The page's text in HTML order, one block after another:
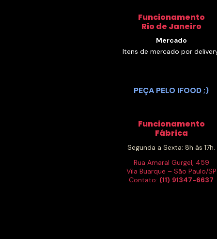
Funcionamento
Rio de Janeiro
Mercado
Itens de mercado por
PEÇA PELO IFOOD ;)
Funcionamento
Fábrica
Segunda a Sexta: 8h às 17h.
Rua Amaral Gurgel, 459
Vila Buarque – São Paulo/SP
Contato: (11) 91347-6637